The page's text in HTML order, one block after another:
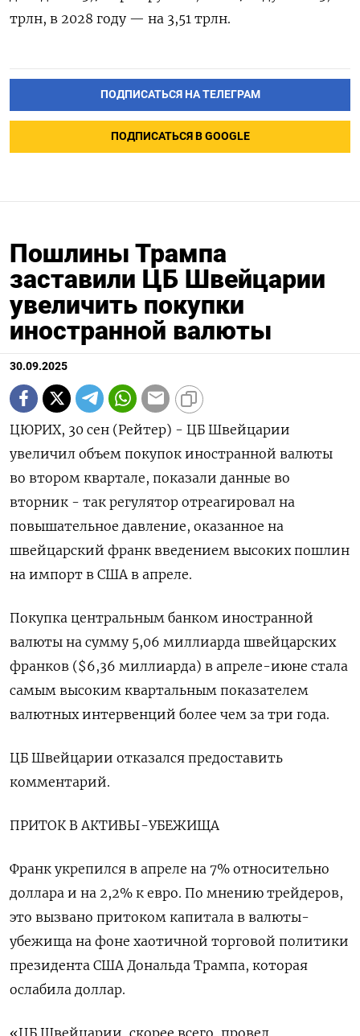
трлн, в 2028 году — на 3,51 трлн.
ПОДПИСАТЬСЯ НА ТЕЛЕГРАМ
ПОДПИСАТЬСЯ В GOOGLE
Пошлины Трампа
заставили ЦБ Швейцарии
увеличить покупки
иностранной валюты
30.09.2025
ЦЮРИХ, 30 сен (Рейтер) - ЦБ Швейцарии
увеличил объем покупок иностранной валюты
во втором квартале, показали данные во
вторник - так регулятор отреагировал на
повышательное давление, оказанное на
швейцарский франк введением высоких пошлин
на импорт в США в апреле.
Покупка центральным банком иностранной
валюты на сумму 5,06 миллиарда швейцарских
франков ($6,36 миллиарда) в апреле-июне стала
самым высоким квартальным показателем
валютных интервенций более чем за три года.
ЦБ Швейцарии отказался предоставить
комментарий.
ПРИТОК В АКТИВЫ-УБЕЖИЩА
Франк укрепился в апреле на 7% относительно
доллара и на 2,2% к евро. По мнению трейдеров,
это вызвано притоком капитала в валюты-
убежища на фоне хаотичной торговой политики
президента США Дональда Трампа, которая
ослабила доллар.
«ЦБ Швейцарии, скорее всего, провел